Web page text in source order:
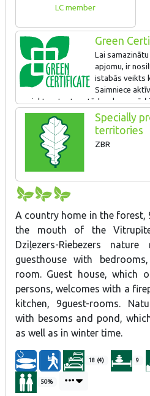
LC member
Green
Lai
apjomu, ir
istabās veikts
Saimniece
projektos, tostarp tādos, kuru
aizsardzība.
Rūpīgi veic elektroenerģijas
bērnu aktivitāšu laukums. Atrodas
Izveidotas bioloģiskās attīrīšanas
Specially
territories
ZBR
A country home in the forest,
the mouth of the
Dziļezers-Riebezers
guesthouse with
room. Guest house, which
persons, welcomes with a
kitchen, 9guest-rooms.
with besoms and pond,
as well as in winter time.
18 (4) 9
50%